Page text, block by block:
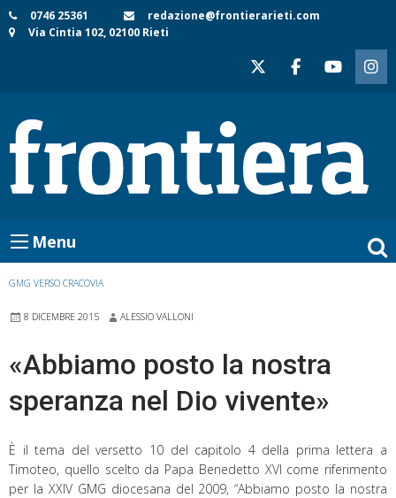
Skip
to
0746 25361
redazione@frontierarieti.com
Via Cintia 102, 02100 Rieti
Menu
GMG VERSO CRACOVIA
8 DICEMBRE 2015 ALESSIO VALLONI
«Abbiamo posto la nostra
speranza nel Dio vivente»
È il tema del versetto 10 del capitolo 4 della prima lettera a
Timoteo, quello scelto da Papa Benedetto XVI come riferimento
per la XXIV GMG diocesana del 2009, “Abbiamo posto la nostra